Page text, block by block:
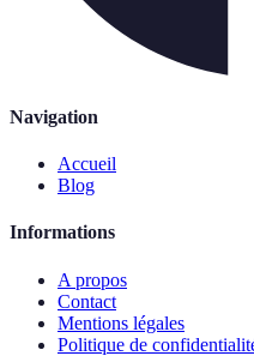
Navigation
Accueil
Blog
Informations
A propos
Contact
Mentions légales
Politique de